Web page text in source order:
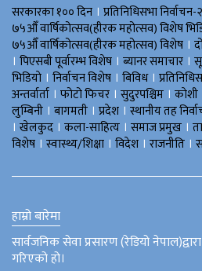
सरकारका १०० दिन । प्रतिनिधिसभा
७५औँ वार्षिकोत्सव(हीरक महोत्सव) विशेष
७५औँ वार्षिकोत्सव(हीरक महोत्सव) विशेष ।
। पिएसबी पूर्वारम्भ विशेष । ब्यानर समाचार ।
भिडियाे । निर्वाचन विशेष । बिविध।
अन्तर्वार्ता । फोटो फिचर । सुदुरपश्चिम । काेशी
लुम्बिनी । बागमती । प्रदेश । स्थानीय तह
। खेलकुद । कला-साहित्य । समाज प्रमुख ।
विशेष । स्वास्थ्य/शिक्षा । विदेश । राजनीति ।
हाम्रो बारेमा
सार्वजनिक सेवा प्रसारण (रेडियो
गरिएको हो।